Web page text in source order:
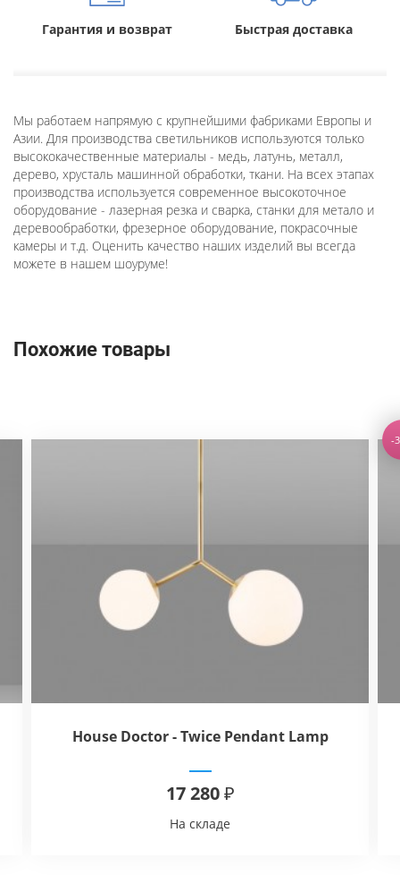
Гарантия и возврат Быстрая доставка
Мы работаем напрямую с крупнейшими фабриками Европы и
Азии. Для производства светильников используются только
высококачественные материалы - медь, латунь, металл,
дерево, хрусталь машинной обработки, ткани. На всех этапах
производства используется современное высокоточное
оборудование - лазерная резка и сварка, станки для метало и
деревообработки, фрезерное оборудование, покрасочные
камеры и т.д. Оценить качество наших изделий вы всегда
можете в нашем шоуруме!
Похожие товары
House Doctor - Twice Pendant Lamp
17 280 ₽
На складе
-